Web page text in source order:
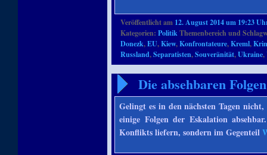
Veröffentlicht am 12. August 2014 um 19:23
Kategorien:PolitikThemenbereich und
Donezk,EU,Kiew,Konfrontateure,Kreml,
Russland,Separatisten,Souveränität,Ukraine,
Die absehbaren
Gelingt es in den nächsten Tagen
einige Folgen der Eskalation
Konflikts liefern, sondern im Gegenteil